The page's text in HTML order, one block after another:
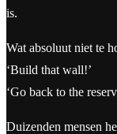
is.
Wat absoluut niet te
‘Build that wall!’
‘Go back to the
Duizenden mensen